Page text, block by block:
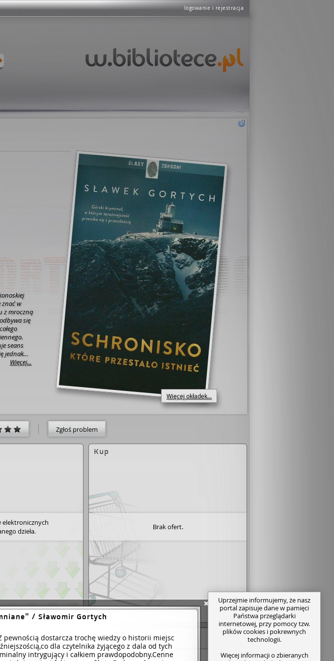
logowanie i rejestracja
Więcej okładek...
z mroczną
seans
jednak
osoby.
Więcej...
Zgłoś problem
elektronicznych
dzieła.
Dodaj link
Kup
Brak ofert.
... lubię te karkonoskie powieści 🙂👍
/ Sławomir Gortych
pewnością dostarcza trochę wiedzy o historii miejsc
dla czytelnika żyjącego z dala od tych
intrygujący i całkiem prawdopodobny.Cenne
Uprzejmie informujemy, że nasz
portal zapisuje dane w pamięci
Państwa przeglądarki
internetowej, przy pomocy tzw.
plików cookies i pokrewnych
technologii.
Więcej informacji o zbieranych